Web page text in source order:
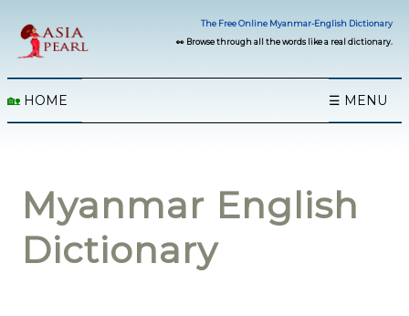
The Free Online Myanmar-English Dictionary
👀 Browse through all the words like a real dictionary.
🏡 HOME ☰ MENU
Myanmar English
Dictionary